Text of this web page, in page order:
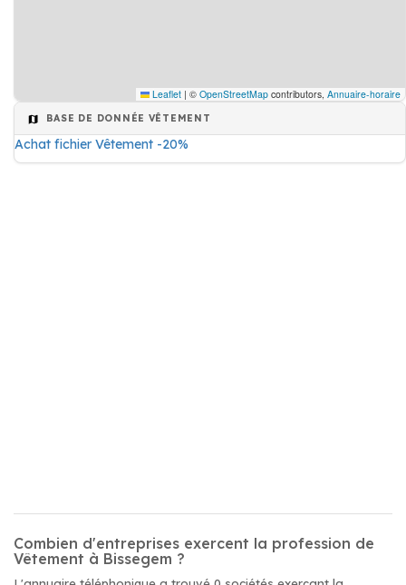
Leaflet | © OpenStreetMap contributors, Annuaire-horaire
BASE DE DONNÉE VÊTEMENT
Achat fichier Vêtement -20%
Combien d'entreprises exercent la profession de
Vêtement à Bissegem ?